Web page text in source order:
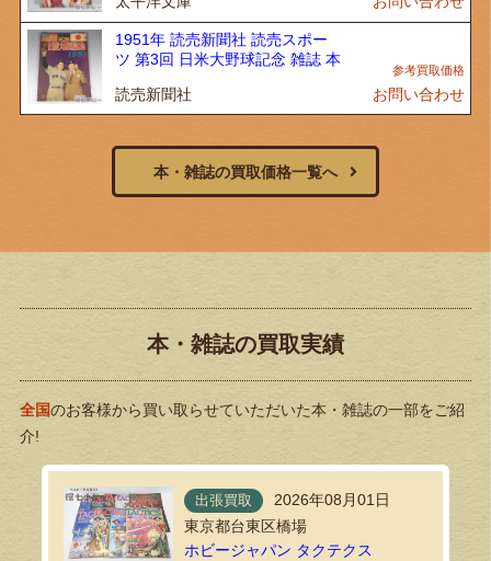
1951年 読売新聞社 読売スポー
ツ 第3回 日米大野球記念 雑誌 本
読売新聞社 お問い合わせ
本・雑誌の買取価格一覧へ
本・雑誌の買取実績
全国のお客様から買い取らせていただいた本・雑誌の一部をご紹
介!
出張買取
2026年08月01日
東京都台東区橋場
ホビージャパン タクテクス